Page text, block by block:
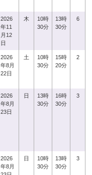
2026
年11
月12
日
木
10時
30分
13時
30分
6
2026
年8月
22日
土
10時
30分
15時
20分
2
2026
年8月
23日
日
13時
30分
16時
30分
3
2026
年8月
日
10時
30分
13時
30分
3